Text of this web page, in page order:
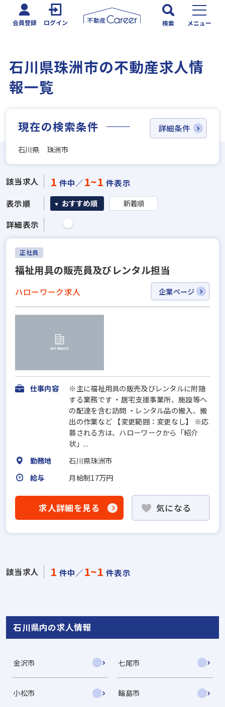
会員登録 ログイン 検索 メニュー
石川県珠洲市の不動産求人情
報一覧
現在の検索条件
石川県 珠洲市
詳細条件
該当求人 1 件中／1~1 件表示
表示順
おすすめ順 新着順
詳細表示
正社員
福祉用具の販売員及びレンタル担当
ハローワーク求人 企業ページ
仕事内容
※主に福祉用具の販売及びレンタルに附随
する業務です ・居宅支援事業所、施設等へ
の配達を含む訪問 ・レンタル品の搬入、搬
出の作業など 【変更範囲：変更なし】 ※応
募される方は、ハローワークから「紹介
状」...
勤務地
石川県珠洲市
給与
月給制17万円
求人詳細を見る 気になる
該当求人 1 件中／1~1 件表示
石川県内の求人情報
金沢市 七尾市
小松市 輪島市